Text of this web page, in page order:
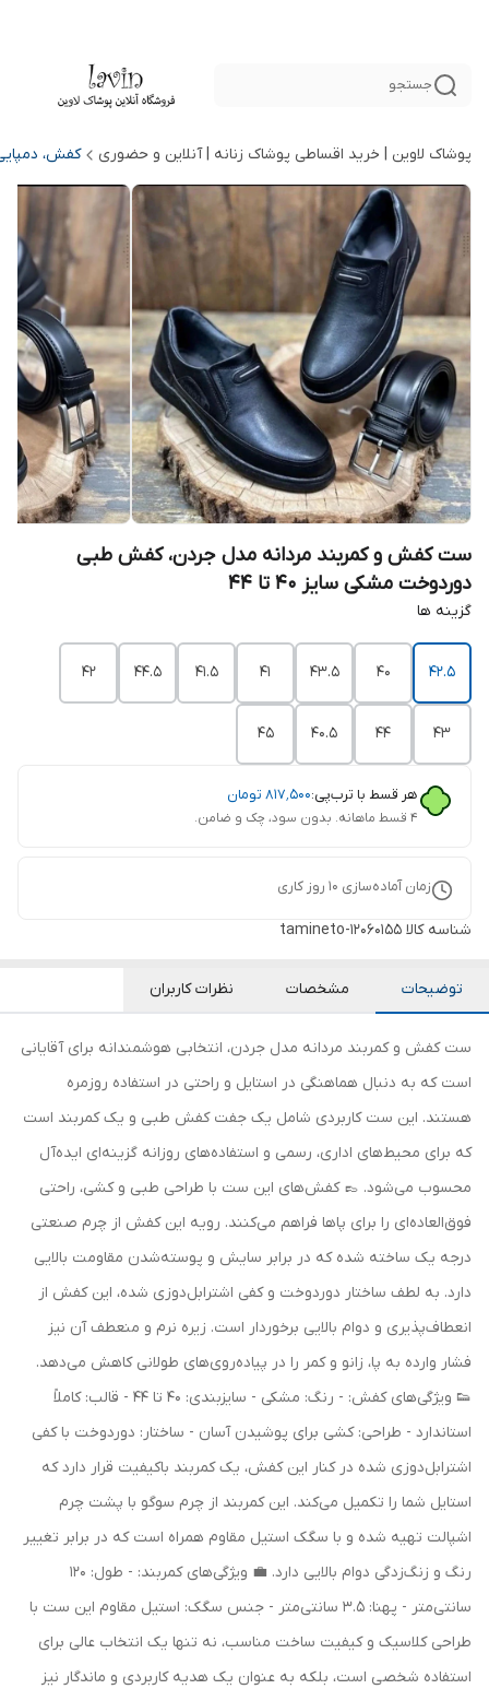
جستجو
پوشاک لاوین | خرید اقساطی پوشاک زنانه | آنلاین و حضوری کفش،
ست کفش و کمربند مردانه مدل جردن، کفش طبی
دوردوخت مشکی سایز 40 تا 44
گزینه ها
42.5
40
43.5
41
41.5
44.5
42
43
44
40.5
45
هر قسط با ترب‌پی:۸۱۷٬۵۰۰ تومان
۴ قسط ماهانه. بدون سود، چک و ضامن.
زمان آماده‌سازی 10 روز کاری
شناسه کالا tamineto-12060155
توضیحات مشخصات نظرات کاربران
ست کفش و کمربند مردانه مدل جردن، انتخابی هوشمندانه برای آقایانی
است که به دنبال هماهنگی در استایل و راحتی در استفاده روزمره
هستند. این ست کاربردی شامل یک جفت کفش طبی و یک کمربند است
که برای محیط‌های اداری، رسمی و استفاده‌های روزانه گزینه‌ای ایده‌آل
محسوب می‌شود. 👞 کفش‌های این ست با طراحی طبی و کشی، راحتی
فوق‌العاده‌ای را برای پاها فراهم می‌کنند. رویه این کفش از چرم صنعتی
درجه یک ساخته شده که در برابر سایش و پوسته‌شدن مقاومت بالایی
دارد. به لطف ساختار دوردوخت و کفی اشترابل‌دوزی شده، این کفش از
انعطاف‌پذیری و دوام بالایی برخوردار است. زیره نرم و منعطف آن نیز
فشار وارده به پا، زانو و کمر را در پیاده‌روی‌های طولانی کاهش می‌دهد.
👟 ویژگی‌های کفش: - رنگ: مشکی - سایزبندی: 40 تا 44 - قالب: کاملاً
استاندارد - طراحی: کشی برای پوشیدن آسان - ساختار: دوردوخت با کفی
اشترابل‌دوزی شده در کنار این کفش، یک کمربند باکیفیت قرار دارد که
استایل شما را تکمیل می‌کند. این کمربند از چرم سوگو با پشت چرم
اشپالت تهیه شده و با سگک استیل مقاوم همراه است که در برابر تغییر
رنگ و زنگ‌زدگی دوام بالایی دارد. 💼 ویژگی‌های کمربند: - طول: 120
سانتی‌متر - پهنا: 3.5 سانتی‌متر - جنس سگک: استیل مقاوم این ست با
طراحی کلاسیک و کیفیت ساخت مناسب، نه تنها یک انتخاب عالی برای
استفاده شخصی است، بلکه به عنوان یک هدیه کاربردی و ماندگار نیز